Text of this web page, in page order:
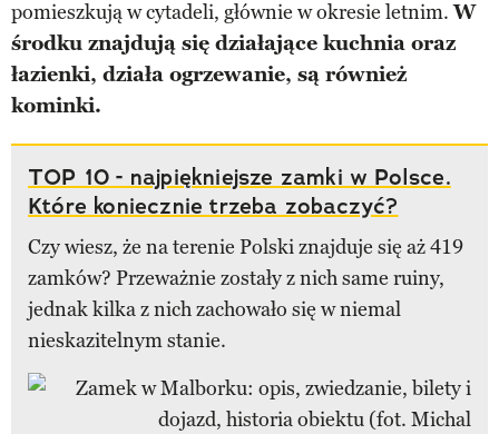
pomieszkują w cytadeli, głównie w okresie letnim.W
środku znajdują się działające kuchnia oraz
łazienki, działa ogrzewanie, są również
kominki.
TOP 10 - najpiękniejsze zamki w Polsce.
Które koniecznie trzeba zobaczyć?
Czy wiesz, że na terenie Polski znajduje się aż 419
zamków? Przeważnie zostały z nich same ruiny,
jednak kilka z nich zachowało się w niemal
nieskazitelnym stanie.